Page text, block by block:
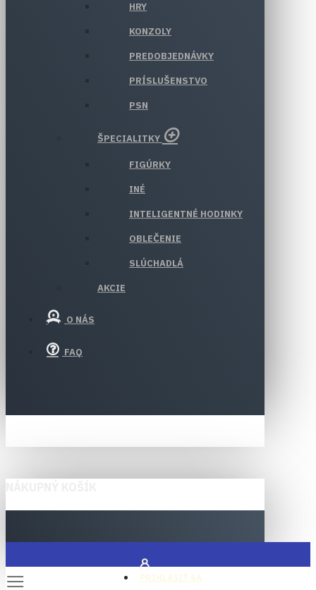
HRY
KONZOLY
PREDOBJEDNÁVKY
PRÍSLUŠENSTVO
PSN
ŠPECIALITKY
FIGÚRKY
INÉ
INTELIGENTNÉ HODINKY
OBLEČENIE
SLÚCHADLÁ
AKCIE
O NÁS
FAQ
PRIHLÁSIŤ SA